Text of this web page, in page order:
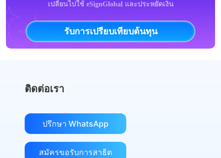
เปลี่ยนไปใช้ eSignGlobal และประหยัดเงิน
รับการเปรียบเทียบต้นทุน
ติดต่อเรา
ปรึกษา WhatsApp
สมัครขอรับการสาธิต